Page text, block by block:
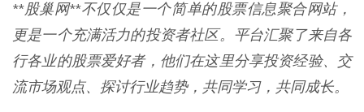
**股巢网**不仅仅是一个简单的股票信息聚合网站，
更是一个充满活力的投资者社区。平台汇聚了来自各
行各业的股票爱好者，他们在这里分享投资经验、交
流市场观点、探讨行业趋势，共同学习，共同成长。